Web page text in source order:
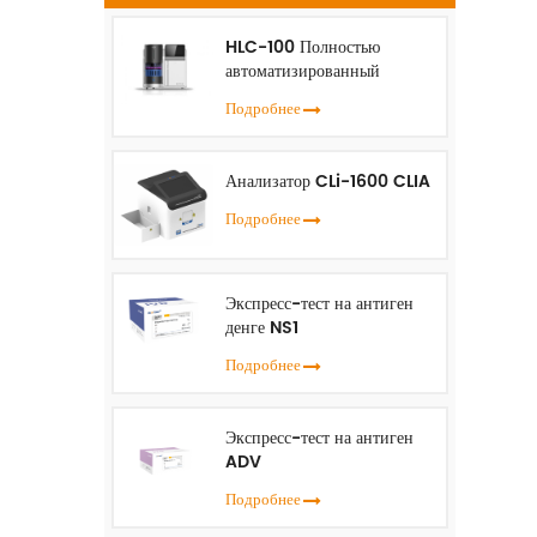
HLC-100 Полностью
автоматизированный
Подробнее
Анализатор CLi-1600 CLIA
Подробнее
Экспресс-тест на антиген
денге NS1
Подробнее
Экспресс-тест на антиген
ADV
Подробнее